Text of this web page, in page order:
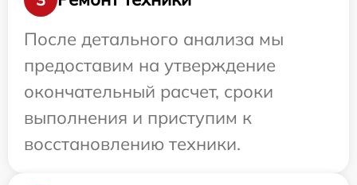
После детального анализа мы
предоставим на утверждение
окончательный расчет, сроки
выполнения и приступим к
восстановлению техники.